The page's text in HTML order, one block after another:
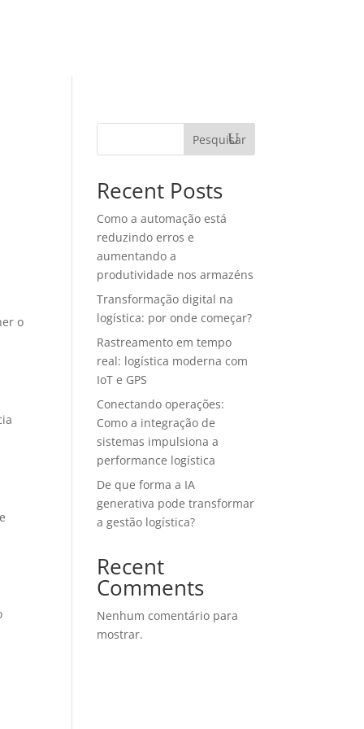
o
Pesquisar
Recent Posts
Como a automação está
reduzindo erros e
aumentando a
produtividade nos armazéns
Transformação digital na
logística: por onde começar?
Rastreamento em tempo
real: logística moderna com
IoT e GPS
Conectando operações:
Como a integração de
sistemas impulsiona a
performance logística
De que forma a IA
generativa pode transformar
a gestão logística?
Recent
Comments
Nenhum comentário para
mostrar.